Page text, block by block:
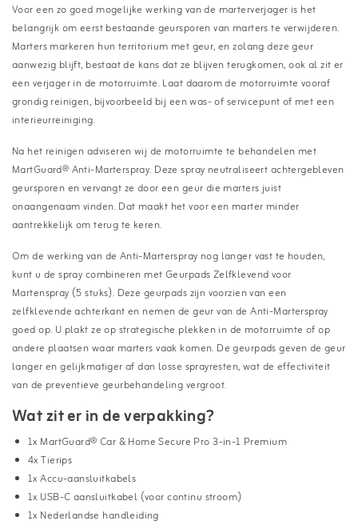
Voor een zo goed mogelijke werking van de marterverjager is het
belangrijk om eerst bestaande geursporen van marters te verwijderen.
Marters markeren hun territorium met geur, en zolang deze geur
aanwezig blijft, bestaat de kans dat ze blijven terugkomen, ook al zit er
een verjager in de motorruimte. Laat daarom de motorruimte vooraf
grondig reinigen, bijvoorbeeld bij een was- of servicepunt of met een
interieurreiniging.
Na het reinigen adviseren wij de motorruimte te behandelen met
MartGuard® Anti-Marterspray. Deze spray neutraliseert achtergebleven
geursporen en vervangt ze door een geur die marters juist
onaangenaam vinden. Dat maakt het voor een marter minder
aantrekkelijk om terug te keren.
Om de werking van de Anti-Marterspray nog langer vast te houden,
kunt u de spray combineren met Geurpads Zelfklevend voor
Martenspray (5 stuks). Deze geurpads zijn voorzien van een
zelfklevende achterkant en nemen de geur van de Anti-Marterspray
goed op. U plakt ze op strategische plekken in de motorruimte of op
andere plaatsen waar marters vaak komen. De geurpads geven de geur
langer en gelijkmatiger af dan losse sprayresten, wat de effectiviteit
van de preventieve geurbehandeling vergroot.
Wat zit er in de verpakking?
1x MartGuard® Car & Home Secure Pro 3-in-1 Premium
4x Tierips
1x Accu-aansluitkabels
1x USB-C aansluitkabel (voor continu stroom)
1x Nederlandse handleiding